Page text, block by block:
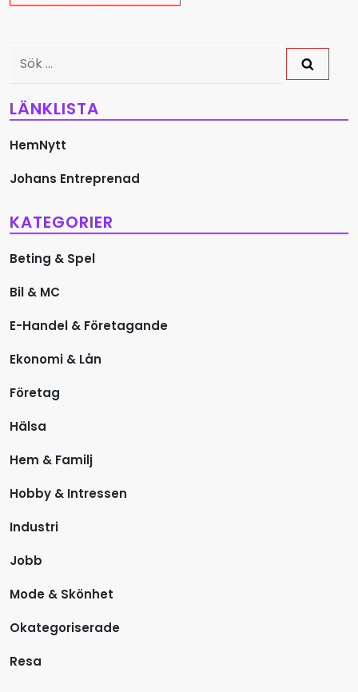
Sök
LÄNKLISTA
HemNytt
Johans Entreprenad
KATEGORIER
Beting & Spel
Bil & MC
E-Handel & Företagande
Ekonomi & Lån
Företag
Hälsa
Hem & Familj
Hobby & Intressen
Industri
Jobb
Mode & Skönhet
Okategoriserade
Resa